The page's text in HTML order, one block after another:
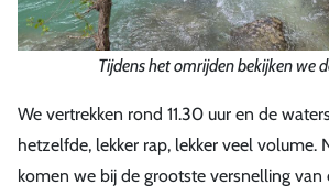
Tijdens het omrijden bekijken we
We vertrekken rond 11.30 uur en de
hetzelfde, lekker rap, lekker veel volume.
komen we bij de grootste versnelling van